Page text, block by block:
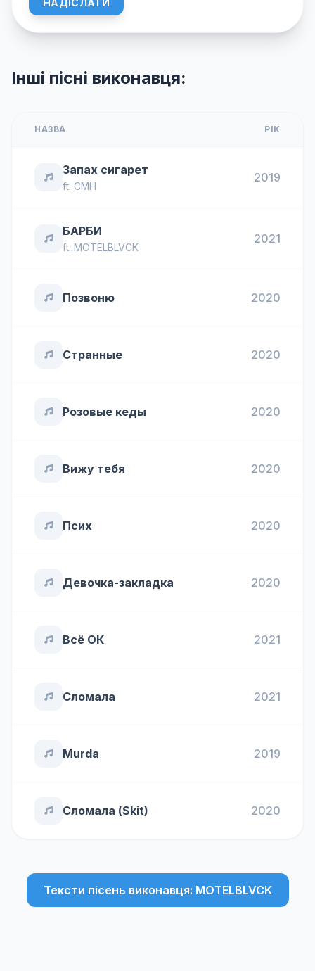
НАДІСЛАТИ
Інші пісні виконавця:
НАЗВА РІК
Запах сигарет
ft. CMH
2019
БАРБИ
ft. MOTELBLVCK
2021
Позвоню 2020
Странные 2020
Розовые кеды 2020
Вижу тебя 2020
Псих 2020
Девочка-закладка 2020
Всё ОК 2021
Сломала 2021
Murda 2019
Сломала (Skit) 2020
Тексти пісень виконавця: MOTELBLVCK